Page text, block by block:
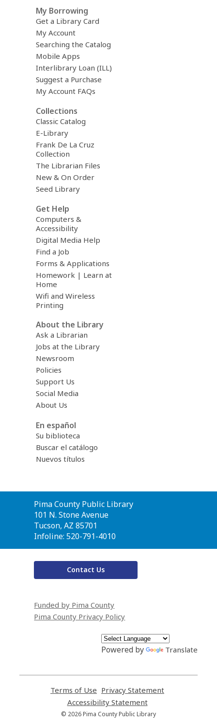
My Borrowing
Get a Library Card
My Account
Searching the Catalog
Mobile Apps
Interlibrary Loan (ILL)
Suggest a Purchase
My Account FAQs
Collections
Classic Catalog
E-Library
Frank De La Cruz
Collection
The Librarian Files
New & On Order
Seed Library
Get Help
Computers &
Accessibility
Digital Media Help
Find a Job
Forms & Applications
Homework | Learn at
Home
Wifi and Wireless
Printing
About the Library
Ask a Librarian
Jobs at the Library
Newsroom
Policies
Support Us
Social Media
About Us
En español
Su biblioteca
Buscar el catálogo
Nuevos títulos
Contact
the
Library
Pima County Public Library
101 N. Stone Avenue
Tucson, AZ 85701
Infoline: 520-791-4010
Contact Us
Funded by Pima County
Pima County Privacy Policy
Powered by Translate
Terms of Use
opens
a
new
Privacy Statement
Accessibility Statement,
opens
© 2026 Pima County Public Library